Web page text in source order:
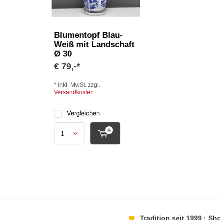
Blumentopf Blau-
Weiß mit Landschaft
Ø 30
€ 79,-*
* Inkl. MwSt. zzgl.
Versandkosten
Vergleichen
Tradition seit 1999 ·